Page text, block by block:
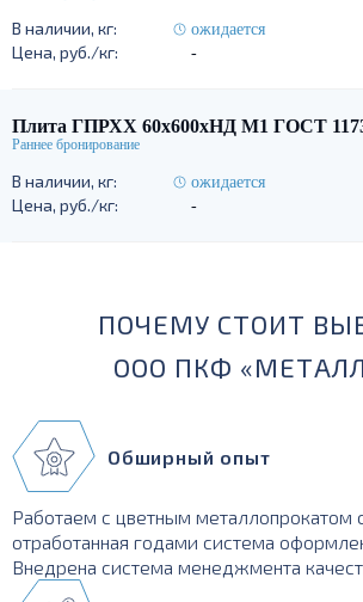
ожидается
-
Плита ГПРХХ 60х600хНД М1 ГОСТ
ожидается
-
ПОЧЕМУ СТОИТ
ООО ПКФ
Обширный опыт
Работаем с цветным металлопрокатом
отработанная годами система
Внедрена система менеджмента